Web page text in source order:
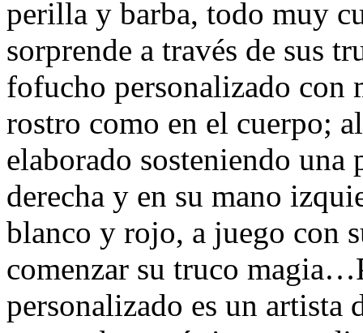
perilla y barba, todo muy
sorprende a través de sus
fofucho personalizado con
rostro como en el cuerpo;
elaborado sosteniendo una
derecha y en su mano
blanco y rojo, a juego con
comenzar su truco
personalizado es un artista